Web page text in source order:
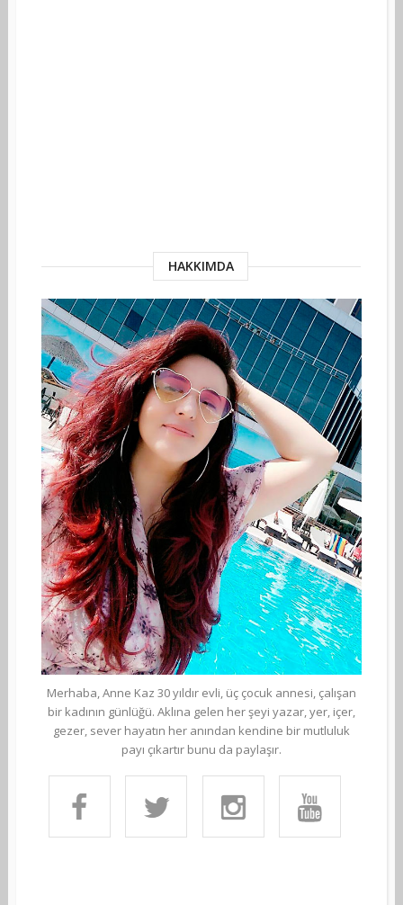
HAKKIMDA
Merhaba, Anne Kaz 30 yıldır evli, üç çocuk annesi, çalışan
bir kadının günlüğü. Aklına gelen her şeyi yazar, yer, içer,
gezer, sever hayatın her anından kendine bir mutluluk
payı çıkartır bunu da paylaşır.